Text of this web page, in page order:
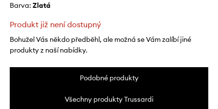
Barva: zlatá
Produkt již není dostupný
Bohužel Vás někdo předběhl, ale možná se Vám zalíbí jiné
produkty z naší nabídky.
Podobné produkty
Všechny produkty Trussardi